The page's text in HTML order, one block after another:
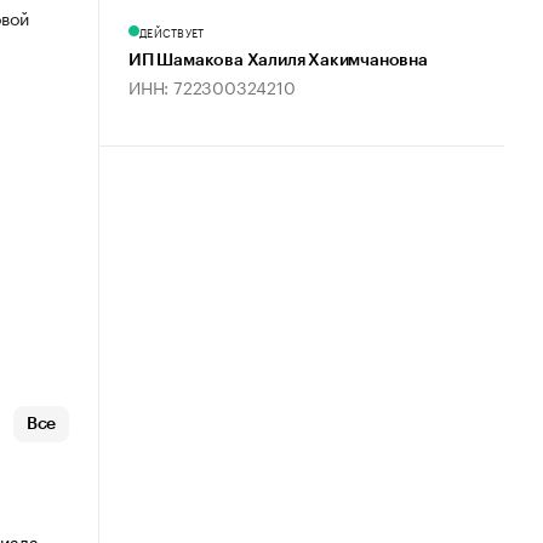
Все
ДЕЙСТВУЕТ
ИП Шамакова Халиля Хакимчановна
ИНН: 722300324210